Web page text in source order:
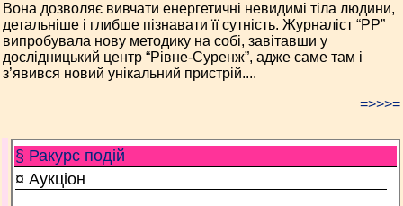
Вона дозволяє вивчати енергетичні невидимі тіла людини,
детальніше і глибше пізнавати її сутність. Журналіст “РР”
випробувала нову методику на собі, завітавши у
дослідницький центр “Рівне-Суренж”, адже саме там і
з’явився новий унікальний пристрій....
=>>>=
§ Ракурс подій
¤ Аукціон